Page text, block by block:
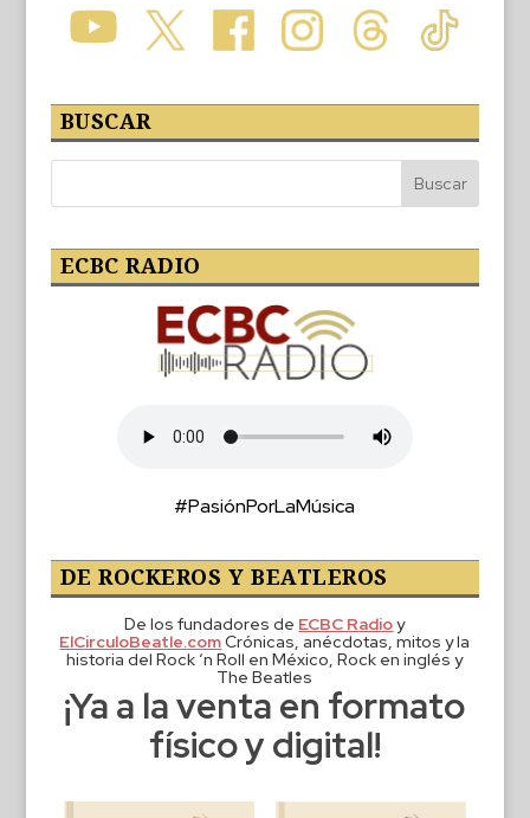
BUSCAR
ECBC RADIO
#PasiónPorLaMúsica
DE ROCKEROS Y BEATLEROS
De los fundadores de ECBC Radioy
ElCirculoBeatle.comCrónicas, anécdotas, mitos y la
historia del Rock ‘n Roll en México, Rock en inglés y
The Beatles
¡Ya a la venta en formato
físico y digital!